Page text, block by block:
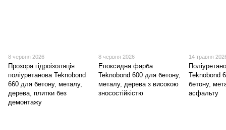
8 червня 2026
Прозора гідроізоляція
поліуретанова Teknobond
660 для бетону, металу,
дерева, плитки без
демонтажу
8 червня 2026
Епоксидна фарба
Teknobond 600 для бетону,
металу, дерева з високою
зносостійкістю
14 травня
Teknobond
бетону,
асфальту